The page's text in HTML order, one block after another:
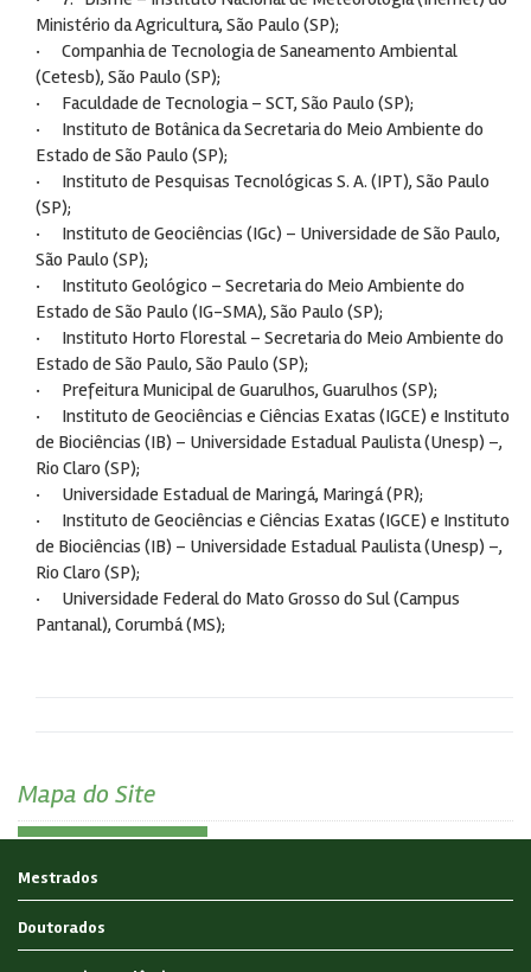
Ministério da Agricultura, São Paulo (SP);
· Companhia de Tecnologia de Saneamento Ambiental
(Cetesb), São Paulo (SP);
· Faculdade de Tecnologia – SCT, São Paulo (SP);
· Instituto de Botânica da Secretaria do Meio Ambiente do
Estado de São Paulo (SP);
· Instituto de Pesquisas Tecnológicas S. A. (IPT), São Paulo
(SP);
· Instituto de Geociências (IGc) – Universidade de São Paulo,
São Paulo (SP);
· Instituto Geológico – Secretaria do Meio Ambiente do
Estado de São Paulo (IG-SMA), São Paulo (SP);
· Instituto Horto Florestal – Secretaria do Meio Ambiente do
Estado de São Paulo, São Paulo (SP);
· Prefeitura Municipal de Guarulhos, Guarulhos (SP);
· Instituto de Geociências e Ciências Exatas (IGCE) e Instituto
de Biociências (IB) – Universidade Estadual Paulista (Unesp) –,
Rio Claro (SP);
· Universidade Estadual de Maringá, Maringá (PR);
· Instituto de Geociências e Ciências Exatas (IGCE) e Instituto
de Biociências (IB) – Universidade Estadual Paulista (Unesp) –,
Rio Claro (SP);
· Universidade Federal do Mato Grosso do Sul (Campus
Pantanal), Corumbá (MS);
Mapa do Site
Mestrados
Doutorados